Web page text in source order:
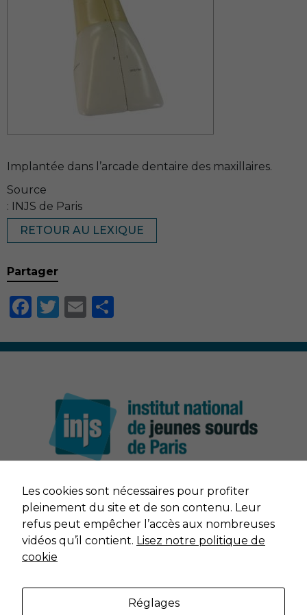
Implantée dans l’arcade dentaire des maxillaires.
Source
: INJS de Paris
RETOUR AU LEXIQUE
Partager
Facebook
Twitter
Email
NOUS CONTACTER
MENTIONS LÉGALES
PLAN DU SITE
Les cookies sont nécessaires pour profiter
pleinement du site et de son contenu. Leur
refus peut empêcher l’accès aux nombreuses
vidéos qu’il contient. Lisez notre politique de
cookie
Réglages
Nécessaire
Ces cookies ne
sont pas
facultatifs. Ils
sont nécessaires